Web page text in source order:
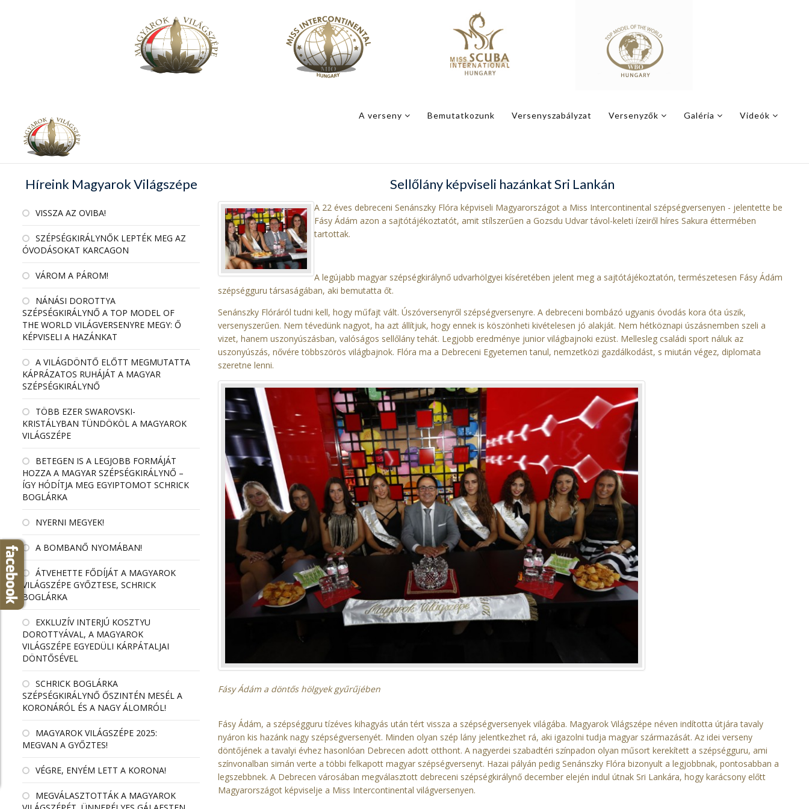
A verseny Bemutatkozunk Versenyszabályzat Versenyzők Galéria Videók
Híreink Magyarok Világszépe
VISSZA AZ OVIBA!
SZÉPSÉGKIRÁLYNŐK LEPTÉK MEG AZ
ÓVODÁSOKAT KARCAGON
VÁROM A PÁROM!
NÁNÁSI DOROTTYA
SZÉPSÉGKIRÁLYNŐ A TOP MODEL OF
THE WORLD VILÁGVERSENYRE MEGY: Ő
KÉPVISELI A HAZÁNKAT
A VILÁGDÖNTŐ ELŐTT MEGMUTATTA
KÁPRÁZATOS RUHÁJÁT A MAGYAR
SZÉPSÉGKIRÁLYNŐ
TÖBB EZER SWAROVSKI-
KRISTÁLYBAN TÜNDÖKÖL A MAGYAROK
VILÁGSZÉPE
BETEGEN IS A LEGJOBB FORMÁJÁT
HOZZA A MAGYAR SZÉPSÉGKIRÁLYNŐ –
ÍGY HÓDÍTJA MEG EGYIPTOMOT SCHRICK
BOGLÁRKA
NYERNI MEGYEK!
A BOMBANŐ NYOMÁBAN!
ÁTVEHETTE FŐDÍJÁT A MAGYAROK
VILÁGSZÉPE GYŐZTESE, SCHRICK
BOGLÁRKA
EXKLUZÍV INTERJÚ KOSZTYU
DOROTTYÁVAL, A MAGYAROK
VILÁGSZÉPE EGYEDÜLI KÁRPÁTALJAI
DÖNTŐSÉVEL
SCHRICK BOGLÁRKA
SZÉPSÉGKIRÁLYNŐ ŐSZINTÉN MESÉL A
KORONÁRÓL ÉS A NAGY ÁLOMRÓL!
MAGYAROK VILÁGSZÉPE 2025:
MEGVAN A GYŐZTES!
VÉGRE, ENYÉM LETT A KORONA!
MEGVÁLASZTOTTÁK A MAGYAROK
Sellőlány képviseli hazánkat Sri Lankán
A 22 éves debreceni Senánszky Flóra képviseli Magyarországot a Miss Intercontinental szépségversenyen - jelentette be
Fásy Ádám azon a sajtótájékoztatót, amit stílszerűen a Gozsdu Udvar távol-keleti ízeiről híres Sakura éttermében
tartottak.
A legújabb magyar szépségkirálynő udvarhölgyei kíséretében jelent meg a sajtótájékoztatón, természetesen Fásy Ádám
szépségguru társaságában, aki bemutatta őt.
Senánszky Flóráról tudni kell, hogy műfajt vált. Úszóversenyről szépségversenyre. A debreceni bombázó ugyanis óvodás kora óta úszik,
versenyszerűen. Nem tévedünk nagyot, ha azt állítjuk, hogy ennek is köszönheti kivételesen jó alakját. Nem hétköznapi úszásnemben szeli a
vizet, hanem uszonyúszásban, valóságos sellőlány tehát. Legjobb eredménye junior világbajnoki ezüst. Mellesleg családi sport náluk az
uszonyúszás, nővére többszörös világbajnok. Flóra ma a Debreceni Egyetemen tanul, nemzetközi gazdálkodást, s miután végez, diplomata
szeretne lenni.
Fásy Ádám a döntős hölgyek gyűrűjében
Fásy Ádám, a szépségguru tízéves kihagyás után tért vissza a szépségversenyek világába. Magyarok Világszépe néven indította útjára tavaly
nyáron kis hazánk nagy szépségversenyét. Minden olyan szép lány jelentkezhet rá, aki igazolni tudja magyar származását. Az idei verseny
döntőjének a tavalyi évhez hasonlóan Debrecen adott otthont. A nagyerdei szabadtéri színpadon olyan műsort kerekített a szépségguru, ami
színvonalban simán verte a többi felkapott magyar szépségversenyt. Hazai pályán pedig Senánszky Flóra bizonyult a legjobbnak, pontosabban a
legszebbnek. A Debrecen városában megválasztott debreceni szépségkirálynő december elején indul útnak Sri Lankára, hogy karácsony előtt
Magyarországot képviselje a Miss Intercontinental világversenyen.